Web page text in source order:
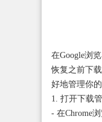
在Google浏
恢复之前下
好地管理你
1. 打开下载
- 在Chrome